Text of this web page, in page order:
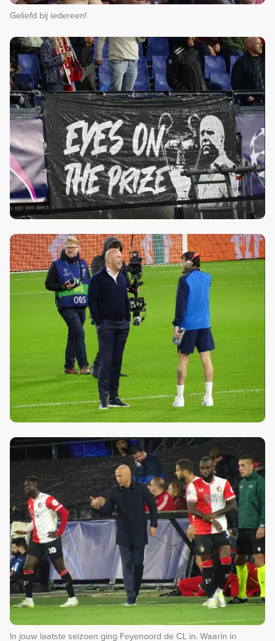
Geliefd bij iedereen!
In jouw laatste seizoen ging Feyenoord de CL in. Waarin in